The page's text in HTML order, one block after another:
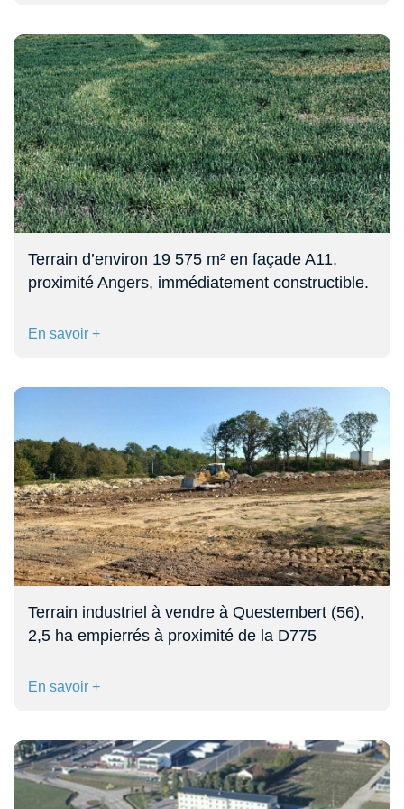
Terrain d’environ 19 575 m² en façade A11,
proximité Angers, immédiatement constructible.
En savoir +
Terrain industriel à vendre à Questembert (56),
2,5 ha empierrés à proximité de la D775
En savoir +